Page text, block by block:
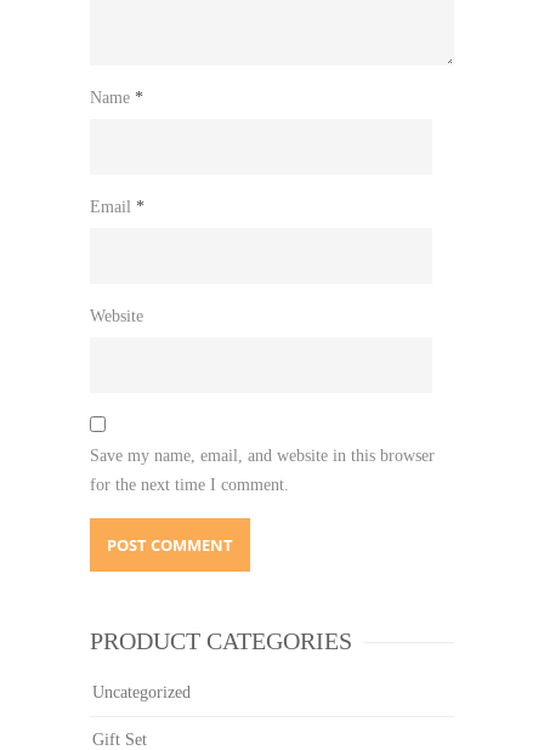
Name *
Email *
Website
Save my name, email, and website in this browser
for the next time I comment.
PRODUCT CATEGORIES
Uncategorized
Gift Set